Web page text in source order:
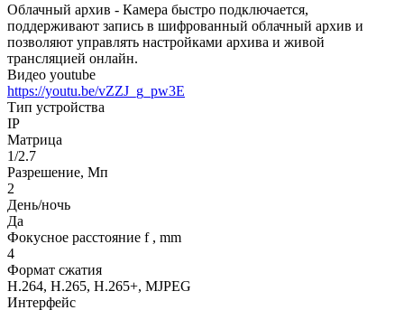
Облачный архив - Камера быстро подключается,
поддерживают запись в шифрованный облачный архив и
позволяют управлять настройками архива и живой
трансляцией онлайн.
Видео youtube
https://youtu.be/vZZJ_g_pw3E
Тип устройства
IP
Матрица
1/2.7
Разрешение, Мп
2
День/ночь
Да
Фокусное расстояние f , mm
4
Формат сжатия
H.264, H.265, H.265+, MJPEG
Интерфейс